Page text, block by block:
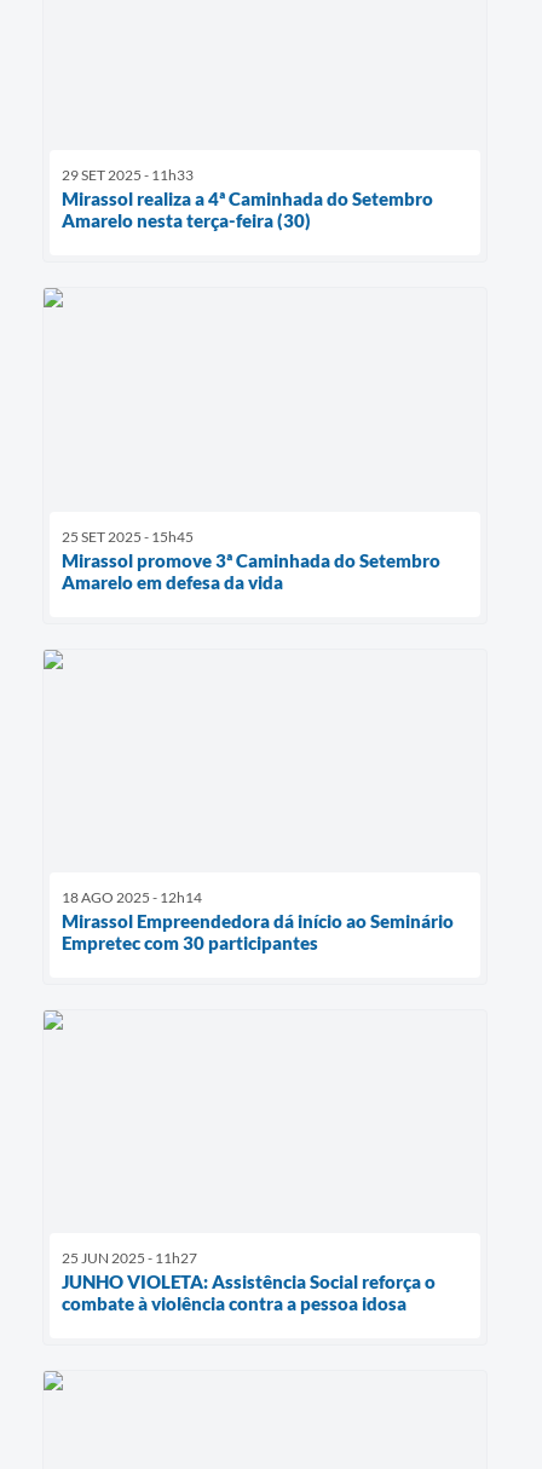
29 SET 2025 - 11h33
Mirassol realiza a 4ª Caminhada do Setembro
Amarelo nesta terça-feira (30)
25 SET 2025 - 15h45
Mirassol promove 3ª Caminhada do Setembro
Amarelo em defesa da vida
18 AGO 2025 - 12h14
Mirassol Empreendedora dá início ao Seminário
Empretec com 30 participantes
25 JUN 2025 - 11h27
JUNHO VIOLETA: Assistência Social reforça o
combate à violência contra a pessoa idosa